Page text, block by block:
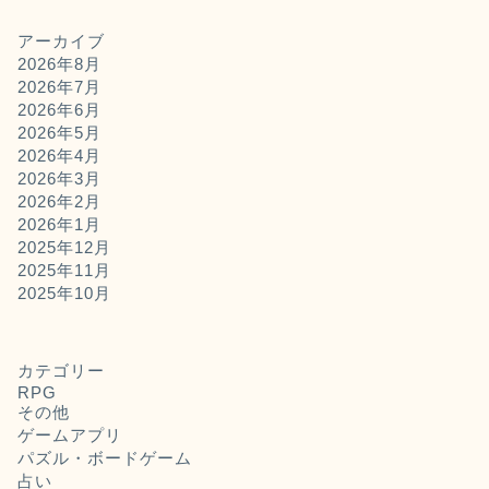
アーカイブ
2026年8月
2026年7月
2026年6月
2026年5月
2026年4月
2026年3月
2026年2月
2026年1月
2025年12月
2025年11月
2025年10月
カテゴリー
RPG
その他
ゲームアプリ
パズル・ボードゲーム
占い